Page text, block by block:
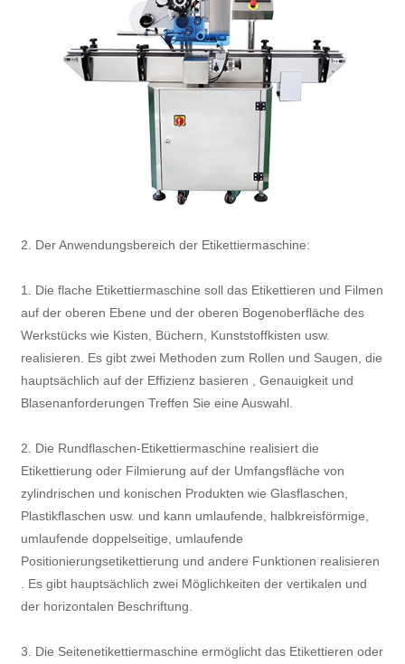
2. Der Anwendungsbereich der Etikettiermaschine:
1. Die flache Etikettiermaschine soll das Etikettieren und Filmen
auf der oberen Ebene und der oberen Bogenoberfläche des
Werkstücks wie Kisten, Büchern, Kunststoffkisten usw.
realisieren. Es gibt zwei Methoden zum Rollen und Saugen, die
hauptsächlich auf der Effizienz basieren , Genauigkeit und
Blasenanforderungen Treffen Sie eine Auswahl.
2. Die Rundflaschen-Etikettiermaschine realisiert die
Etikettierung oder Filmierung auf der Umfangsfläche von
zylindrischen und konischen Produkten wie Glasflaschen,
Plastikflaschen usw. und kann umlaufende, halbkreisförmige,
umlaufende doppelseitige, umlaufende
Positionierungsetikettierung und andere Funktionen realisieren
. Es gibt hauptsächlich zwei Möglichkeiten der vertikalen und
der horizontalen Beschriftung.
3. Die Seitenetikettiermaschine ermöglicht das Etikettieren oder